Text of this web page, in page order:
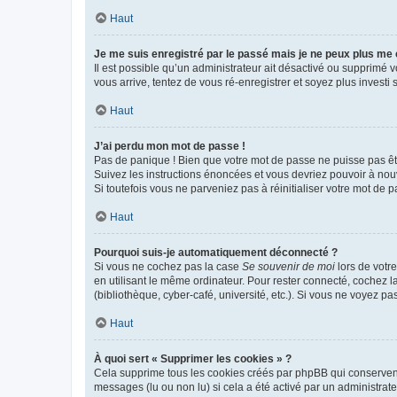
Haut
Je me suis enregistré par le passé mais je ne peux plus me
Il est possible qu’un administrateur ait désactivé ou
vous arrive, tentez de vous ré-enregistrer et soyez plus investi
Haut
J’ai perdu mon mot de passe !
Pas de panique ! Bien que votre mot de passe ne puisse pas
Suivez les instructions énoncées et vous devriez pouvoir à
Si toutefois vous ne parveniez pas à réinitialiser votre mot de
Haut
Pourquoi suis-je automatiquement déconnecté ?
Si vous ne cochez pas la case Se souvenir de moi lors de
en utilisant le même ordinateur. Pour rester connecté, cochez
(bibliothèque, cyber-café, université, etc.). Si vous ne voyez
Haut
À quoi sert « Supprimer les cookies » ?
Cela supprime tous les cookies créés par phpBB qui
messages (lu ou non lu) si cela a été activé par un